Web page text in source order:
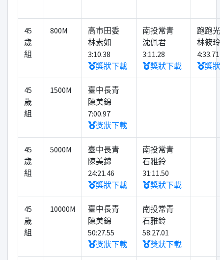
45
歲
組
800M
高市田委
林素如
3:10.38
獎狀下載
南投常青
沈佩君
3:11.28
獎狀下載
跑跑光
林筱玲
4:33.71
獎
45
歲
組
1500M
臺中長青
陳美錦
7:00.97
獎狀下載
45
歲
組
5000M
臺中長青
陳美錦
24:21.46
獎狀下載
南投常青
石雅鈴
31:11.50
獎狀下載
45
歲
組
10000M
臺中長青
陳美錦
50:27.55
獎狀下載
南投常青
石雅鈴
58:27.01
獎狀下載